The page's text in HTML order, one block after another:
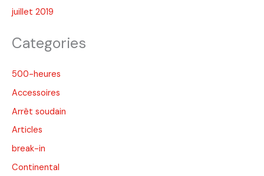
juillet 2019
Categories
500-heures
Accessoires
Arrêt soudain
Articles
break-in
Continental